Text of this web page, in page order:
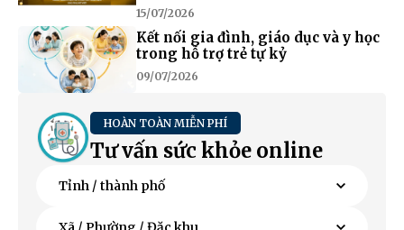
15/07/2026
Kết nối gia đình, giáo dục và y học
trong hỗ trợ trẻ tự kỷ
09/07/2026
HOÀN TOÀN MIỄN PHÍ
Tư vấn sức khỏe online